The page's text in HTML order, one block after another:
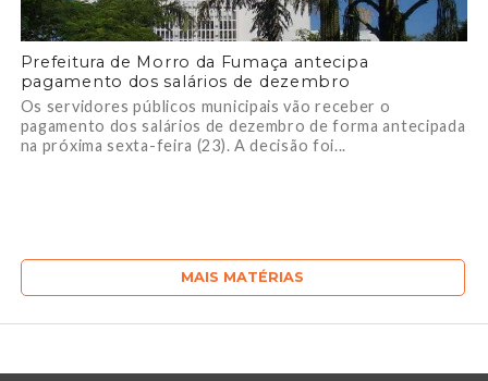
Prefeitura de Morro da Fumaça antecipa
pagamento dos salários de dezembro
Os servidores públicos municipais vão receber o
pagamento dos salários de dezembro de forma antecipada
na próxima sexta-feira (23). A decisão foi...
MAIS MATÉRIAS